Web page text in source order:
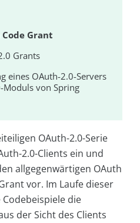
Grant
Grants
eines OAuth-2.0-Servers
Moduls von Spring
OAuth-2.0-Serie
2.0-Clients ein und
allgegenwärtigen OAuth
vor. Im Laufe dieser
die
der Sicht des Clients